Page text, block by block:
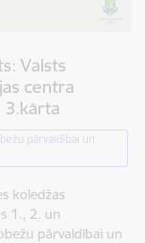
Valsts
centra
3.kārta
pārvaldībai un
koledžas
1., 2. un
pārvaldībai un